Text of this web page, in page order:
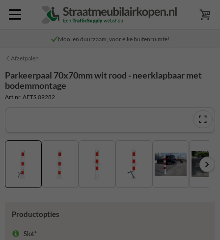
Mooi en duurzaam, voor elke buitenruimte!
Afzetpalen
Parkeerpaal 70x70mm wit rood - neerklapbaar met
bodemmontage
Art.nr. AFTS.09282
Productopties
Slot*